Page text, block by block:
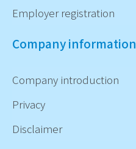
Employer registration
Company information
Company introduction
Privacy
Disclaimer